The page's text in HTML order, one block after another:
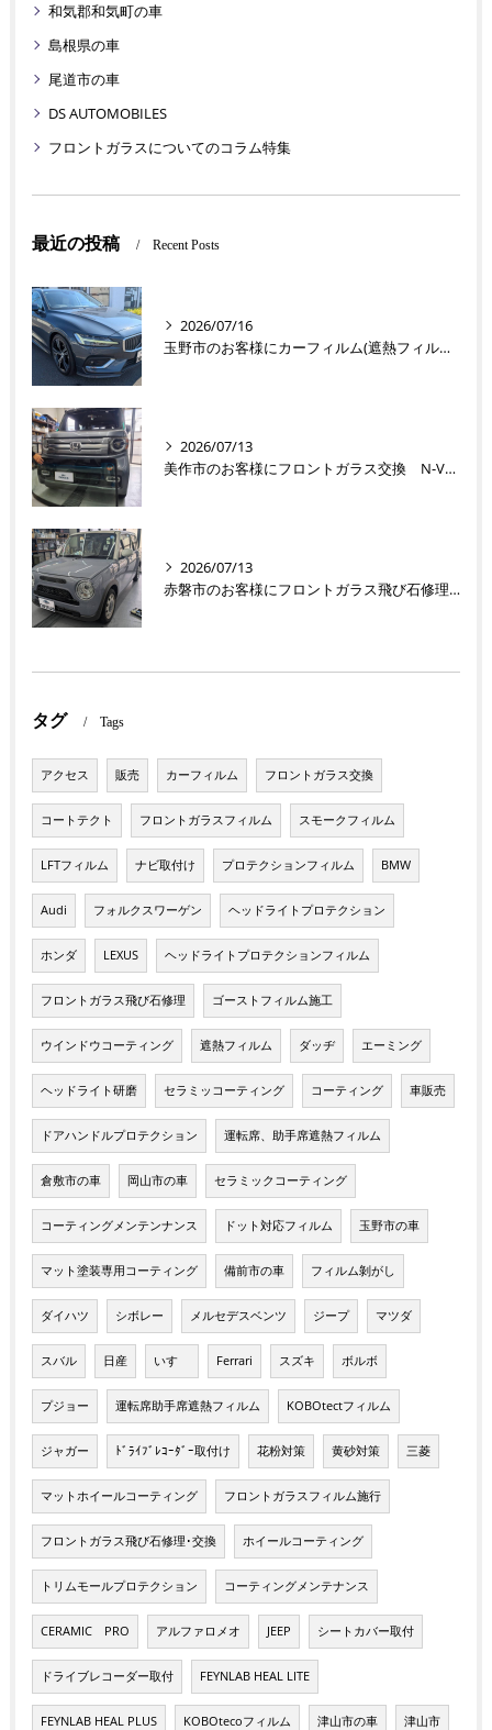
和気郡和気町の車
島根県の車
尾道市の車
DS AUTOMOBILES
フロントガラスについてのコラム特集
最近の投稿 Recent Posts
2026/07/16
玉野市のお客様にカーフィルム(遮熱フィルム) V60【nexus株式会社】
2026/07/13
美作市のお客様にフロントガラス交換 N-VAN【nexus株式会社】
2026/07/13
赤磐市のお客様にフロントガラス飛び石修理 ラパン【nexus株式会社】
タグ Tags
アクセス 販売 カーフィルム フロントガラス交換
コートテクト フロントガラスフィルム スモークフィルム
LFTフィルム ナビ取付け プロテクションフィルム BMW
Audi フォルクスワーゲン ヘッドライトプロテクション
ホンダ LEXUS ヘッドライトプロテクションフィルム
フロントガラス飛び石修理 ゴーストフィルム施工
ウインドウコーティング 遮熱フィルム ダッヂ エーミング
ヘッドライト研磨 セラミッコーティング コーティング 車販売
ドアハンドルプロテクション 運転席、助手席遮熱フィルム
倉敷市の車 岡山市の車 セラミックコーティング
コーティングメンテンナンス ドット対応フィルム 玉野市の車
マット塗装専用コーティング 備前市の車 フィルム剝がし
ダイハツ シボレー メルセデスベンツ ジープ マツダ
スバル 日産 いすゞ Ferrari スズキ ボルボ
プジョー 運転席助手席遮熱フィルム KOBOtectフィルム
ジャガー ﾄﾞﾗｲﾌﾞﾚｺｰﾀﾞｰ取付け 花粉対策 黄砂対策 三菱
マットホイールコーティング フロントガラスフィルム施行
フロントガラス飛び石修理･交換 ホイールコーティング
トリムモールプロテクション コーティングメンテナンス
CERAMIC PRO アルファロメオ JEEP シートカバー取付
ドライブレコーダー取付 FEYNLAB HEAL LITE
FEYNLAB HEAL PLUS KOBOtecoフィルム 津山市の車 津山市